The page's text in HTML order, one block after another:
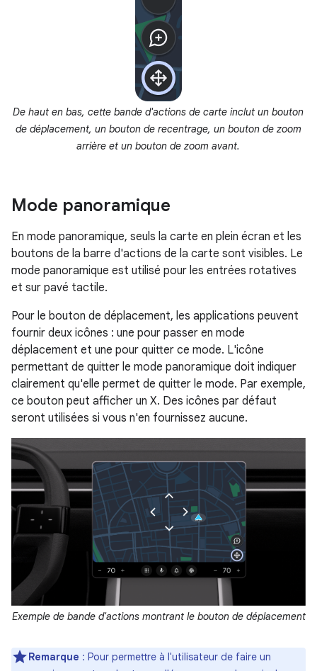
De haut en bas, cette bande d'actions de carte inclut un bouton
de déplacement, un bouton de recentrage, un bouton de zoom
arrière et un bouton de zoom avant.
Mode panoramique
En mode panoramique, seuls la carte en plein écran et les
boutons de la barre d'actions de la carte sont visibles. Le
mode panoramique est utilisé pour les entrées rotatives
et sur pavé tactile.
Pour le bouton de déplacement, les applications peuvent
fournir deux icônes : une pour passer en mode
déplacement et une pour quitter ce mode. L'icône
permettant de quitter le mode panoramique doit indiquer
clairement qu'elle permet de quitter le mode. Par exemple,
ce bouton peut afficher un X. Des icônes par défaut
seront utilisées si vous n'en fournissez aucune.
Exemple de bande d'actions montrant le bouton de déplacement
Remarque : Pour permettre à l'utilisateur de faire un